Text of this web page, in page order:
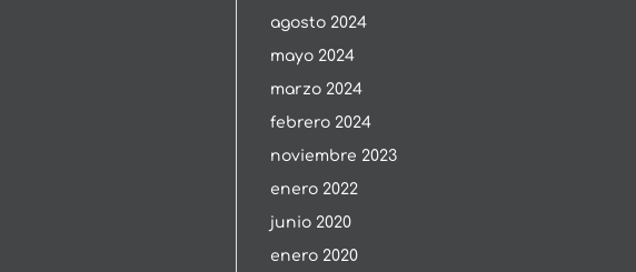
agosto 2024
mayo 2024
marzo 2024
febrero 2024
noviembre 2023
enero 2022
junio 2020
enero 2020